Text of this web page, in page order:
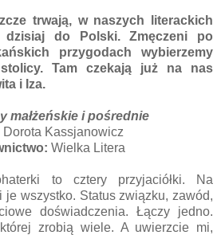
trwają, w naszych literackich
dzisiaj do Polski. Zmęczeni po
przygodach wybierzemy
Tam czekają już na nas
i Iza.
małżeńskie i pośrednie
Dorota Kassjanowicz
Wielka Litera
to cztery przyjaciółki. Na
je wszystko. Status związku, zawód,
doświadczenia. Łączy jedno.
zrobią wiele. A uwierzcie mi,